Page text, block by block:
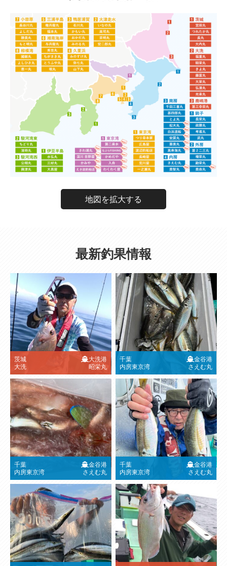
地図を拡大する
最新釣果情報
茨城
大洗
大洗港
昭栄丸
千葉
内房東京湾
金谷港
さえむ丸
千葉
内房東京湾
金谷港
さえむ丸
千葉
内房東京湾
金谷港
さえむ丸